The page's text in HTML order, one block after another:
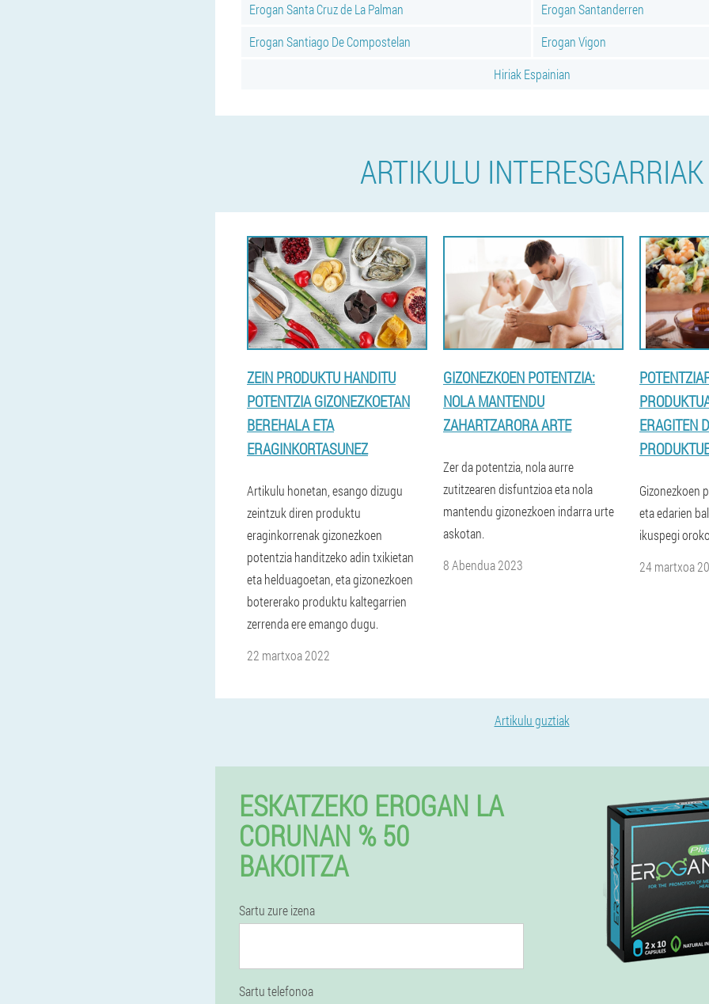
Erogan Santa Cruz de La Palman
Erogan Santanderren
Erogan Santiago De Compostelan
Erogan Vigon
Hiriak Espainian
ARTIKULU INTERESGARRIAK
ZEIN PRODUKTU HANDITU
POTENTZIA GIZONEZKOETAN
BEREHALA ETA
ERAGINKORTASUNEZ
Artikulu honetan, esango dizugu
zeintzuk diren produktu
eraginkorrenak gizonezkoen
potentzia handitzeko adin txikietan
eta helduagoetan, eta gizonezkoen
botererako produktu kaltegarrien
zerrenda ere emango dugu.
22 martxoa 2022
GIZONEZKOEN POTENTZIA:
NOLA MANTENDU
ZAHARTZARORA ARTE
Zer da potentzia, nola aurre
zutitzearen disfuntzioa eta nola
mantendu gizonezkoen indarra urte
askotan.
8 Abendua 2023
ERAGITEN
Gizonezkoen
eta edarien
ikuspegi
24 martxoa
Artikulu guztiak
ESKATZEKO EROGAN LA
CORUNAN % 50
BAKOITZA
Sartu zure izena
Sartu telefonoa